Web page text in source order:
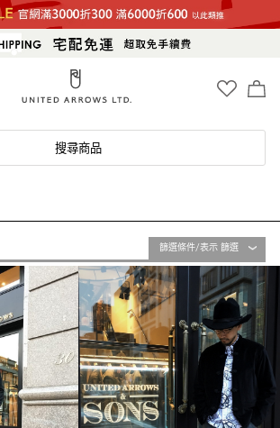
搜尋商品
篩選條件/表示 篩選